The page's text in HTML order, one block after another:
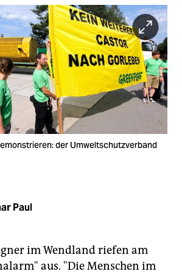
der Umweltschutzverband
Paul
im Wendland riefen am
aus. "Die Menschen im